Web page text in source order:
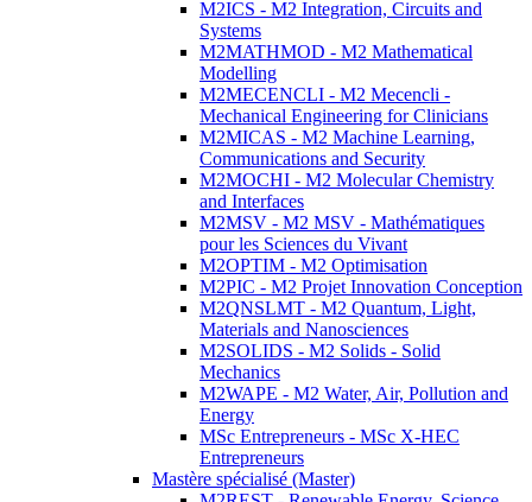
M2ICS - M2 Integration, Circuits and
Systems
M2MATHMOD - M2 Mathematical
Modelling
M2MECENCLI - M2 Mecencli -
Mechanical Engineering for Clinicians
M2MICAS - M2 Machine Learning,
Communications and Security
M2MOCHI - M2 Molecular Chemistry
and Interfaces
M2MSV - M2 MSV - Mathématiques
pour les Sciences du Vivant
M2OPTIM - M2 Optimisation
M2PIC - M2 Projet Innovation Conception
M2QNSLMT - M2 Quantum, Light,
Materials and Nanosciences
M2SOLIDS - M2 Solids - Solid
Mechanics
M2WAPE - M2 Water, Air, Pollution and
Energy
MSc Entrepreneurs - MSc X-HEC
Entrepreneurs
Mastère spécialisé (Master)